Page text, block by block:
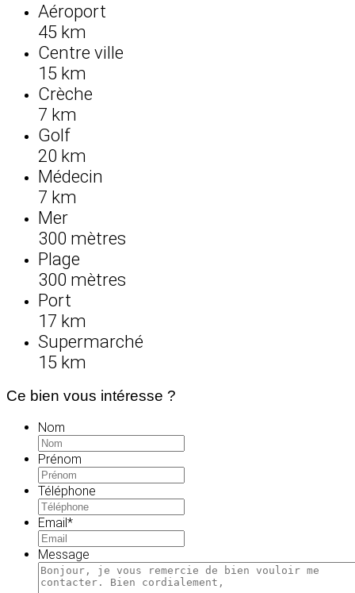
Aéroport
45 km
Centre ville
15 km
Crèche
7 km
Golf
20 km
Médecin
7 km
Mer
300 mètres
Plage
300 mètres
Port
17 km
Supermarché
15 km
Ce bien vous intéresse ?
Nom
Prénom
Téléphone
Email*
Message